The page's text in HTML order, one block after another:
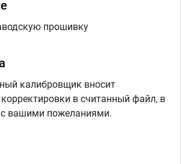
прошивку
калибровщик вносит
в считанный файл, в
с вашими пожеланиями.